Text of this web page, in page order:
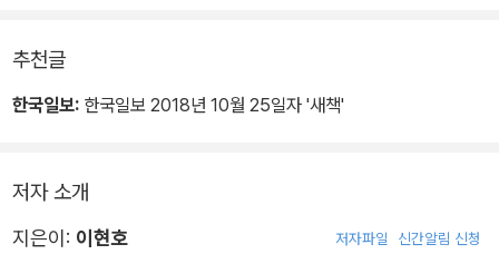
기도를 그치는 영혼을 꿈꿀 때
거울에 비친 눈동자 한쪽에는 죽은 신이 다른 한쪽에는 당신의 뒷모
밤하늘에 백반증 같은 눈이 내릴 때
별은 밤의 사리(舍利) 같을 때
추천글
한국일보: 한국일보 2018년 10월 25일자 '새책'
저자 소개
지은이: 이현호 저자파일 신간알림 신청